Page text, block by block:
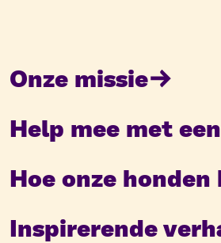
Onze missie
Help mee met
Hoe onze honden
Inspirerende